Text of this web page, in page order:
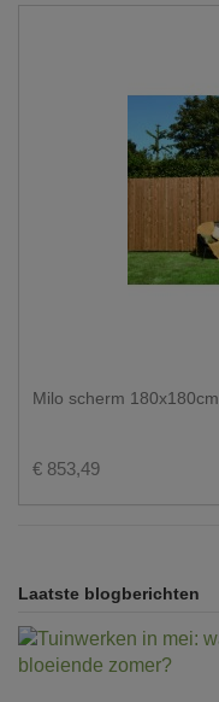
Milo scherm 180x180cm
€ 853,49
Laatste blogberichten